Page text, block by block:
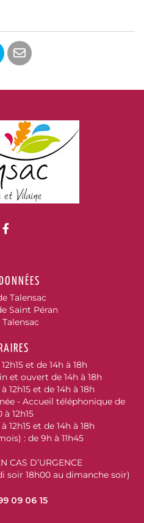
Lien vers le compte
Talensac
Saint Péran
Talensac
et de 14h à 18h
et ouvert de 14h à 18h
12h15 et de 14h à 18h
- Accueil téléphonique de
à 12h15
12h15 et de 14h à 18h
: de 9h à 11h45
CAS D’URGENCE
soir 18h00 au dimanche soir)
09 06 15